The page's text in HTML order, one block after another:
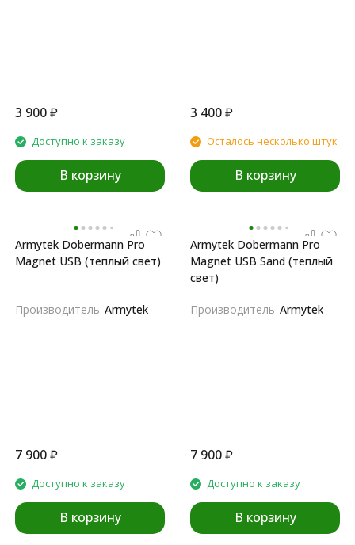
3 900₽
Доступно к заказу
В корзину
3 400₽
Осталось несколько штук
В корзину
Armytek Dobermann Pro
Magnet USB (теплый свет)
Производитель Armytek
7 900₽
Доступно к заказу
В корзину
Armytek Dobermann Pro
Magnet USB Sand (теплый
свет)
Производитель Armytek
7 900₽
Доступно к заказу
В корзину